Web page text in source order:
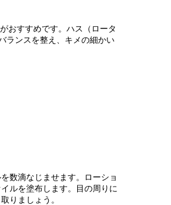
がおすすめです。ハス（ロータ
ランスを整え、キメの細かい
数滴なじませます。ローショ
ルを塗布します。目の周りに
りましょう。